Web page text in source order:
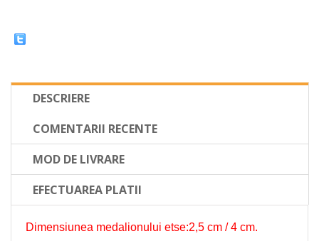
DESCRIERE
COMENTARII RECENTE
MOD DE LIVRARE
EFECTUAREA PLATII
Dimensiunea medalionului etse:2,5 cm / 4 cm.